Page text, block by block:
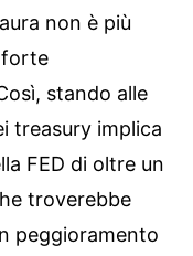
non è più
forte
stando alle
treasury implica
FED di oltre un
troverebbe
peggioramento